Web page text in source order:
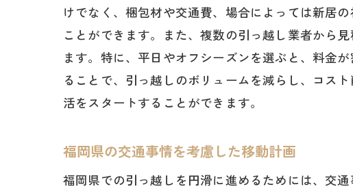
引っ
荷解
新しい住
近隣
けでなく、梱包材や交通費、場合によっては新居
ことができます。また、複数の引っ越し業者から
ます。特に、平日やオフシーズンを選ぶと、料金
ることで、引っ越しのボリュームを減らし、コス
活をスタートすることができます。
福岡県の交通事情を考慮した移動計画
福岡県での引っ越しを円滑に進めるためには、交